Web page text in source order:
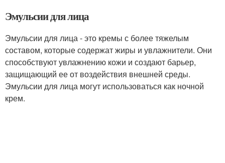
Эмульсии для лица
Эмульсии для лица - это кремы с более тяжелым
составом, которые содержат жиры и увлажнители. Они
способствуют увлажнению кожи и создают барьер,
защищающий ее от воздействия внешней среды.
Эмульсии для лица могут использоваться как ночной
крем.